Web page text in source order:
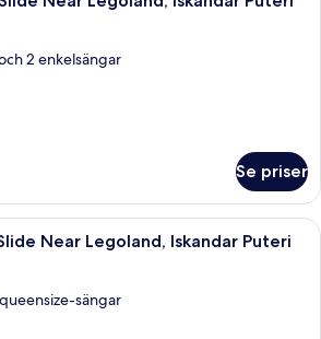
2 enkelsängar
Se priser
Ett modernt hotellrum med en
Near Legoland, Iskandar Puteri
sängar